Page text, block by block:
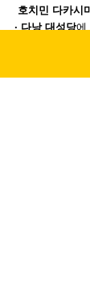
호치민 다카시
· 다낭 대성당에
에서
✔ 가볍고, 상온